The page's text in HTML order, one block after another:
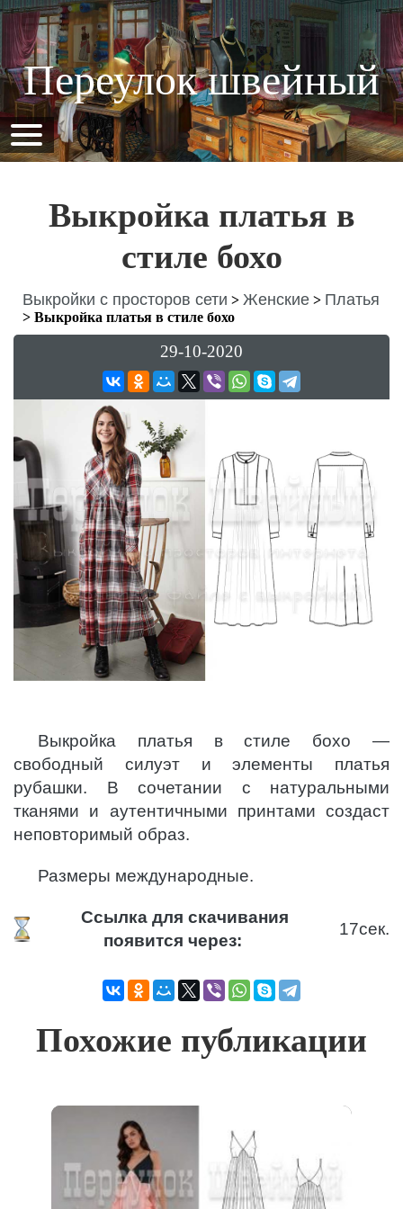
Переулок швейный
Выкройка платья в
стиле бохо
Выкройки с просторов сети > Женские > Платья
> Выкройка платья в стиле бохо
29-10-2020
Выкройка платья в стиле бохо —
свободный силуэт и элементы платья
рубашки. В сочетании с натуральными
тканями и аутентичными принтами создаст
неповторимый образ.
Размеры международные.
Ссылка для скачивания
появится через:
17сек.
Похожие публикации